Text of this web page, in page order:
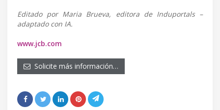
Editado por Maria Brueva, editora de Induportals –
adaptado con IA.
www.jcb.com
Solicite más información…